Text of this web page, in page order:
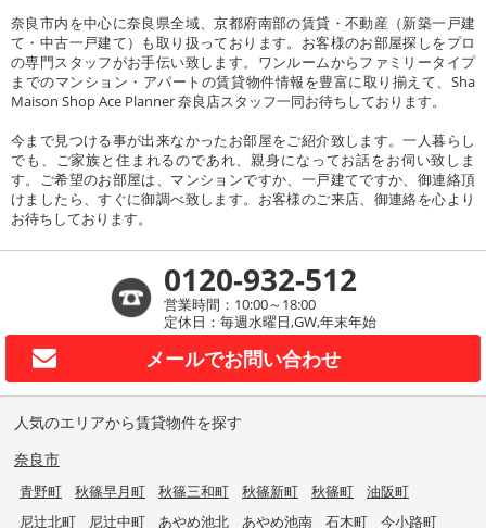
奈良市内を中心に奈良県全域、京都府南部の賃貸・不動産（新築一戸建
て・中古一戸建て）も取り扱っております。お客様のお部屋探しをプロ
の専門スタッフがお手伝い致します。ワンルームからファミリータイプ
までのマンション・アパートの賃貸物件情報を豊富に取り揃えて、Sha
Maison Shop Ace Planner 奈良店スタッフ一同お待ちしております。
今まで見つける事が出来なかったお部屋をご紹介致します。一人暮らし
でも、ご家族と住まれるのであれ、親身になってお話をお伺い致しま
す。ご希望のお部屋は、マンションですか、一戸建てですか、御連絡頂
けましたら、すぐに御調べ致します。お客様のご来店、御連絡を心より
お待ちしております。
0120-932-512
営業時間：10:00～18:00
定休日：毎週水曜日,GW,年末年始
メールでお問い合わせ
人気のエリアから賃貸物件を探す
奈良市
青野町 秋篠早月町 秋篠三和町 秋篠新町 秋篠町
油阪町
尼辻北町
尼辻中町 あやめ池北 あやめ池南 石木町
今小路町